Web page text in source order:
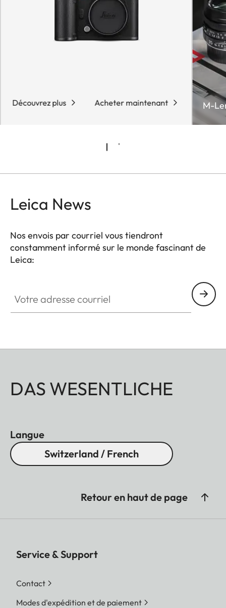
Découvrez plus Acheter maintenant M-
Leica News
Nos envois par courriel vous tiendront
constamment informé sur le monde fascinant de
Leica:
DAS WESENTLICHE
Langue
Switzerland / French
Retour en haut de page
Service & Support
Contact
Modes d'expédition et de paiement